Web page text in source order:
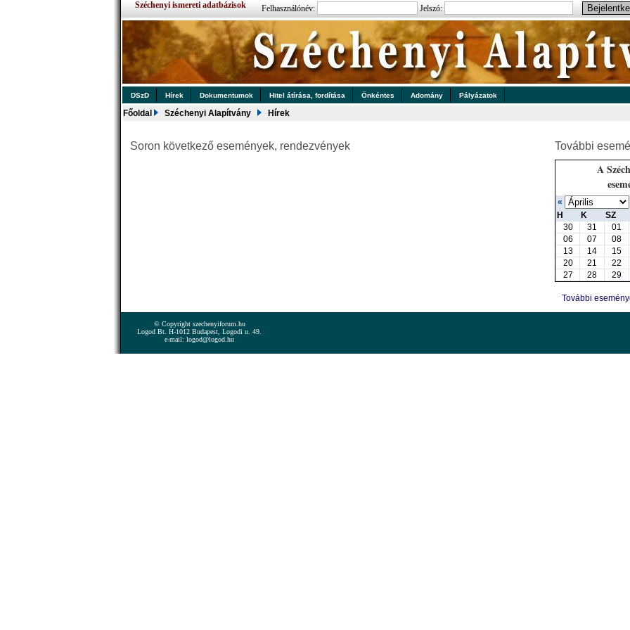
Széchenyi ismereti adatbázisok Felhasználónév: Jelszó:
DSzD Hírek Dokumentumok Hitel átírása, fordítása Önkéntes Adomány Pályázatok
Főoldal Széchenyi Alapítvány Hírek
Soron következő események, rendezvények További
A
«
H
K SZ
30
31 01
06
07 08
13
14 15
20
21 22
27
28 29
További
© Copyright szechenyiforum.hu
Logod Bt. H-1012 Budapest, Logodi u. 49.
e-mail: logod@logod.hu